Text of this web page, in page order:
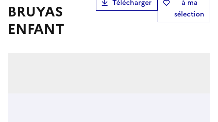
BRUYAS
ENFANT
Télécharger
à ma
sélection